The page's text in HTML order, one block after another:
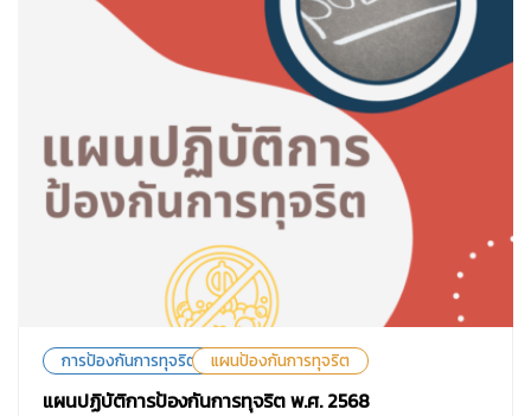
การป้องกันการทุจริต แผนป้องกันการทุจริต
แผนปฏิบัติการป้องกันการทุจริต พ.ศ. 2568